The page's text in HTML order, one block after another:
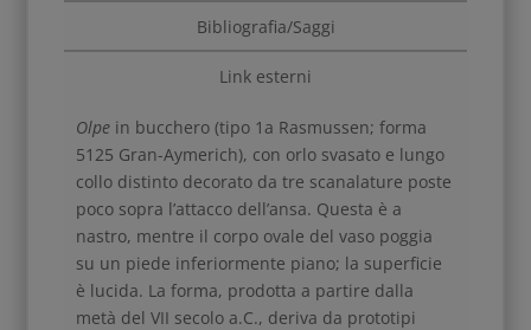
Bibliografia/Saggi
Link esterni
Olpe in bucchero (tipo 1a Rasmussen; forma
5125 Gran-Aymerich), con orlo svasato e lungo
collo distinto decorato da tre scanalature poste
poco sopra l’attacco dell’ansa. Questa è a
nastro, mentre il corpo ovale del vaso poggia
su un piede inferiormente piano; la superficie
è lucida. La forma, prodotta a partire dalla
metà del VII secolo a.C., deriva da prototipi